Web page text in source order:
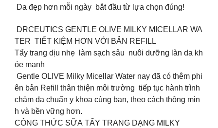
Da đẹp hơn mỗi ngày bắt đầu từ lựa chọn đúng!
DRCEUTICS GENTLE OLIVE MILKY MICELLAR WA
TER TIẾT KIỆM HƠN VỚI BẢN REFILL
Tẩy trang dịu nhẹ làm sạch sâu nuôi dưỡng làn da kh
ỏe mạnh
Gentle OLIVE Milky Micellar Water nay đã có thêm phi
ên bản Refill thân thiện môi trường tiếp tục hành trình
chăm da chuẩn y khoa cùng bạn, theo cách thông min
h và bền vững hơn.
CÔNG THỨC SỮA TẨY TRANG DẠNG MILKY